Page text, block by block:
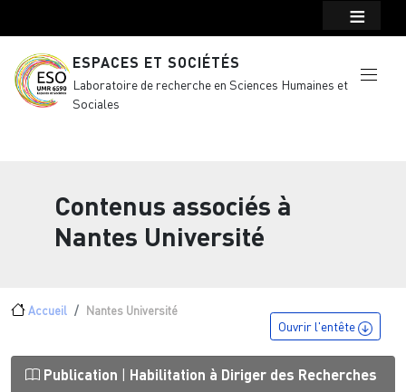
ESPACES ET SOCIÉTÉS
Laboratoire de recherche en Sciences Humaines et
Sociales
Contenus associés à
Nantes Université
Fil d'Ariane
Accueil Nantes Université
Ouvrir l'entête
Publication Habilitation à Diriger des Recherches